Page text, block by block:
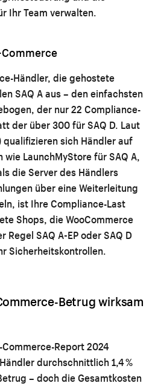
Ihr Team verwalten.
Commerce
Händler, die gehostete
SAQ A aus – den einfachsten
der nur 22 Compliance-
der über 300 für SAQ D. Laut
qualifizieren sich Händler auf
LaunchMyStore für SAQ A,
die Server des Händlers
über eine Weiterleitung
ist Ihre Compliance-Last
Shops, die WooCommerce
SAQ A-EP oder SAQ D
Sicherheitskontrollen.
Betrug wirksam
Report 2024
durchschnittlich 1,4 %
– doch die Gesamtkosten